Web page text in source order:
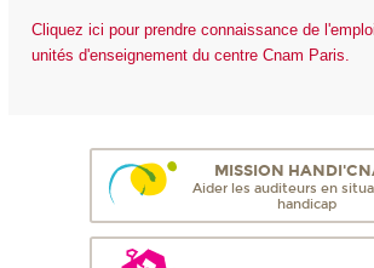
Cliquez ici pour prendre connaissance de
unités d'enseignement du centre Cnam Paris.
MISSION
Aider les auditeurs en
handicap